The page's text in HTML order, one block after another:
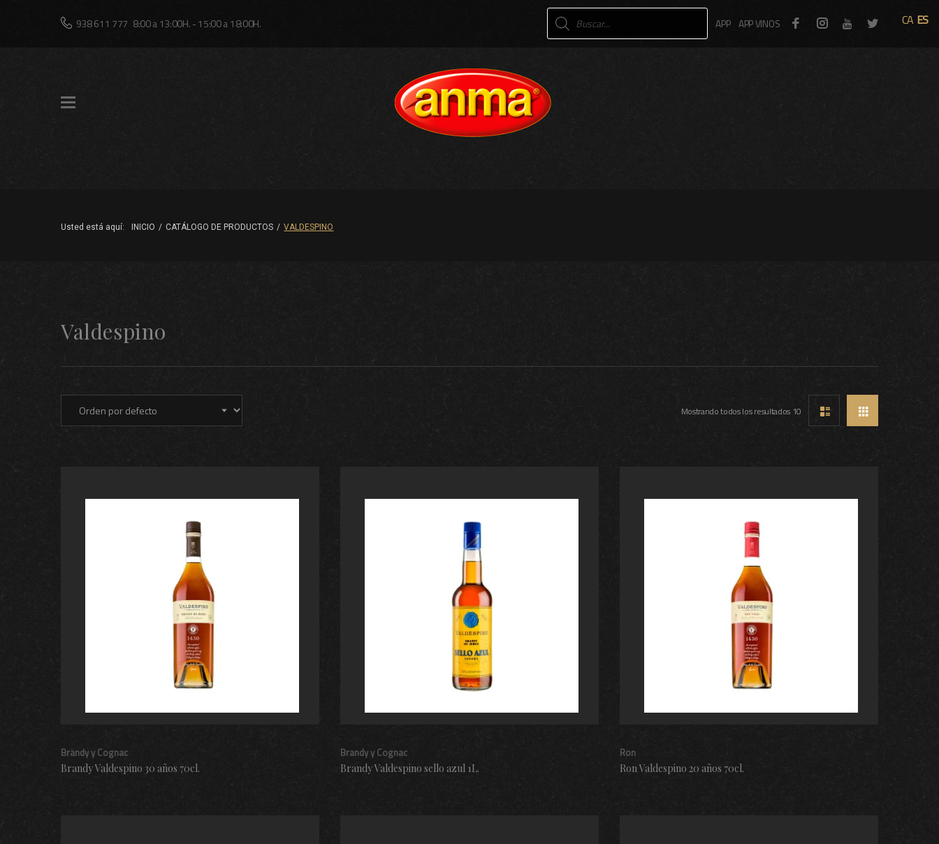
938 611 777 8:00 a 13:00H. - 15:00 a 18:00H.
Products
search APP APP VINOS FacebookInstagram Twitter
Usted está aquí: INICIO / CATÁLOGO DE PRODUCTOS / VALDESPINO
Valdespino
Mostrando todos los resultados 10
Brandy y Cognac
Brandy Valdespino 30 años 70cl.
Brandy y Cognac
Brandy Valdespino sello azul 1L.
Ron
Ron Valdespino 20 años 70cl.
CA ES